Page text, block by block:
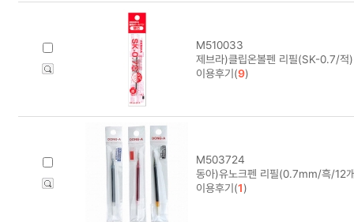
M510033
제브라)클립온볼펜 리필(SK-0.7/적)
이용후기(9)
M503724
동아)유노크펜 리필(0.7mm/흑/12
이용후기(1)